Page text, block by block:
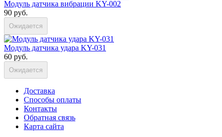
Модуль датчика вибрации KY-002
90 руб.
Ожидается
Модуль датчика удара KY-031
60 руб.
Ожидается
Доставка
Способы оплаты
Контакты
Обратная связь
Карта сайта